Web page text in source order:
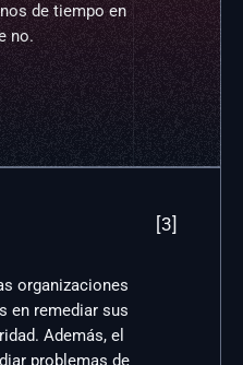
[3]
organizaciones
en remediar sus
Además, el
problemas de
de tiempo en
no.